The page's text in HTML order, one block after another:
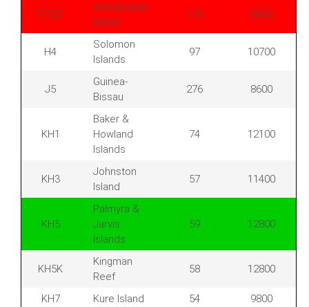
FT5Z
Amsterdam
Island
173 8600
H4
Solomon
Islands
97 10700
J5
Guinea-
Bissau
276 8600
KH1
Baker &
Howland
Islands
74 12100
KH3
Johnston
Island
57 11400
KH5
Palmyra &
Jarvis
Islands
59 12800
KH5K
Kingman
Reef
58 12800
KH7 Kure Island 54 9800